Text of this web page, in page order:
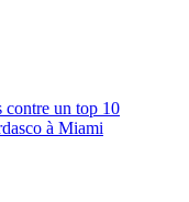
contre un top 10
à Miami